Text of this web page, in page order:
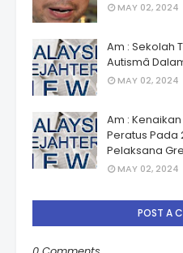
MAY 02, 2024
Am : Sekolah
Autismâ
MAY 02, 2024
Am :
Peratus Pada
Pelaksana
MAY 02, 2024
POST A